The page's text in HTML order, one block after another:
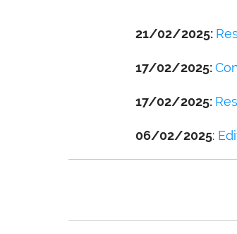
21/02/2025:
17/02/2025:
17/02/2025:
06/02/2025: